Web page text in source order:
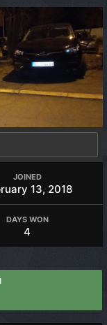
JOINED
13, 2018
DAYS WON
4